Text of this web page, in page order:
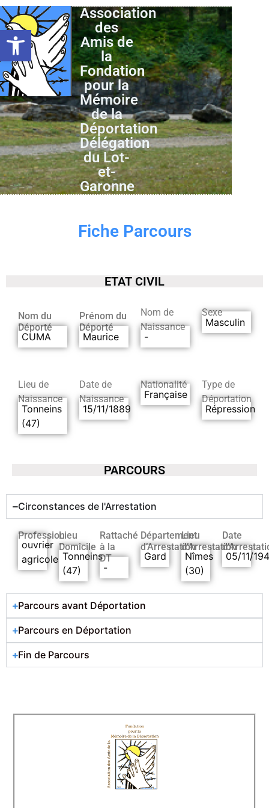
Ouvrir la barre d’outils
Association
des
Amis de
la
Fondation
pour la
Mémoire
de la
Déportation
Délégation
du Lot-
et-
Garonne
Fiche Parcours
ETAT CIVIL
Nom du
Déporté
CUMA
Prénom du
Déporté
Maurice
Nom de
Naissance
-
Sexe
Masculin
Lieu de
Naissance
Tonneins
(47)
Date de
Naissance
15/11/1889
Nationalité
Française
Type de
Déportation
Répression
PARCOURS
Circonstances de l'Arrestation
Profession
ouvrier
agricole
Lieu
Domicile
Tonneins
(47)
Rattaché
à la
DT
-
Département
d’Arrestation
Gard
Lieu
d’Arrestation
Nîmes
(30)
Date
05/11/
Parcours avant Déportation
Parcours en Déportation
Fin de Parcours